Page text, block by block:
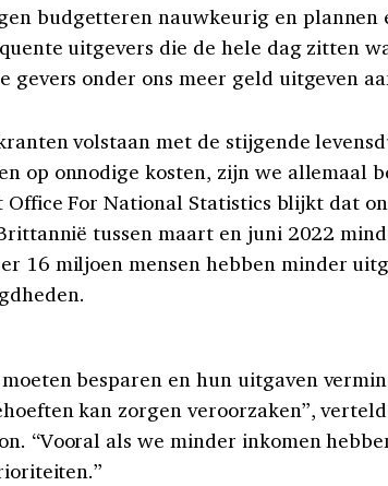
budgetteren nauwkeurig en
uitgevers die de hele dag zitten
gevers onder ons meer geld uitgeven
volstaan met de stijgende
op onnodige kosten, zijn we allemaal
Office For National Statistics blijkt dat
tussen maart en juni 2022
16 miljoen mensen hebben minder
besparen en hun uitgaven
kan zorgen veroorzaken”,
“Vooral als we minder inkomen